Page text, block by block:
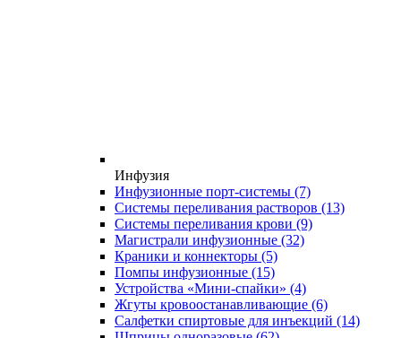
Инфузия
Инфузионные порт-системы (7)
Системы переливания растворов (13)
Системы переливания крови (9)
Магистрали инфузионные (32)
Краники и коннекторы (5)
Помпы инфузионные (15)
Устройства «Мини-спайки» (4)
Жгуты кровоостанавливающие (6)
Салфетки спиртовые для инъекций (14)